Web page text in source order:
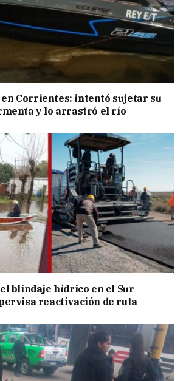
Corrientes: intentó sujetar su
y lo arrastró el río
blindaje hídrico en el Sur
reactivación de ruta